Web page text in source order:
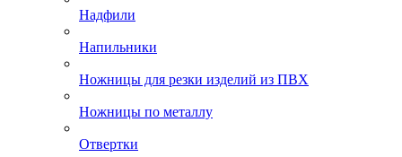
Надфили
Напильники
Ножницы для резки изделий из ПВХ
Ножницы по металлу
Отвертки